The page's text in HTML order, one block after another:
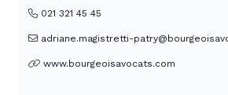
021 321 45 45
adriane.magistretti-
www.bourgeoisavocats.com